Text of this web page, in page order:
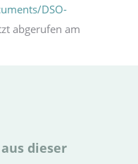
DSO-
abgerufen am
dieser